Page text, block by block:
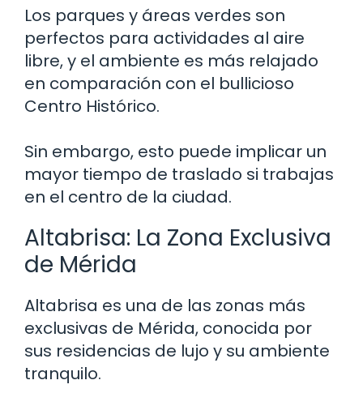
Los parques y áreas verdes son
perfectos para actividades al aire
libre, y el ambiente es más relajado
en comparación con el bullicioso
Centro Histórico.
Sin embargo, esto puede implicar un
mayor tiempo de traslado si trabajas
en el centro de la ciudad.
Altabrisa: La Zona Exclusiva
de Mérida
Altabrisa es una de las zonas más
exclusivas de Mérida, conocida por
sus residencias de lujo y su ambiente
tranquilo.